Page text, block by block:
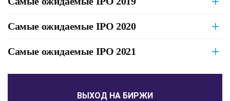
Самые ожидаемые IPO 2020
Самые ожидаемые IPO 2021
ВЫХОД НА БИРЖИ